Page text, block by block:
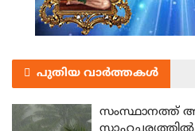
പുതിയ വാർത്തകൾ
സംസ്ഥാനത്ത്